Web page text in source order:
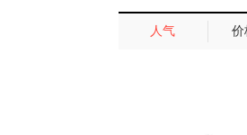
人气 价